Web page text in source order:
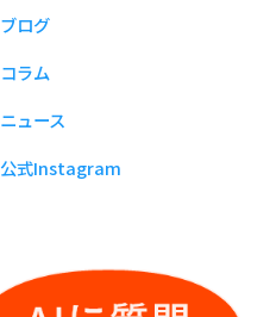
ブログ
コラム
ニュース
公式Instagram